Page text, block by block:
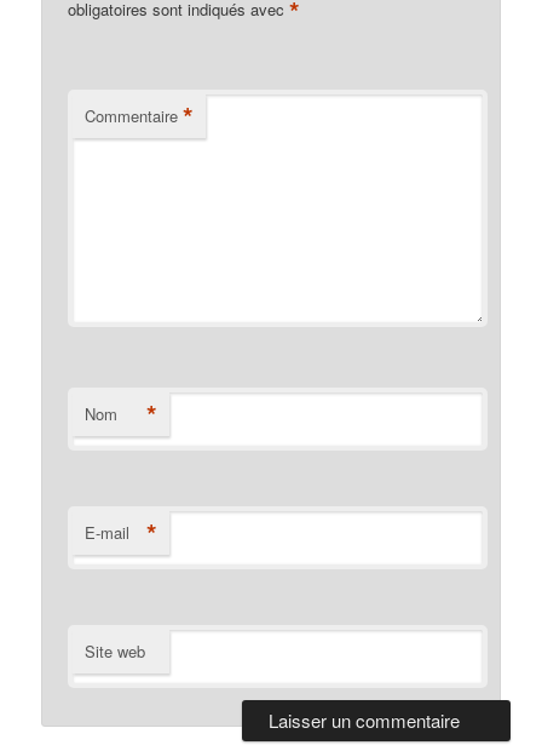
obligatoires sont indiqués avec*
Commentaire *
Nom *
E-mail *
Site web